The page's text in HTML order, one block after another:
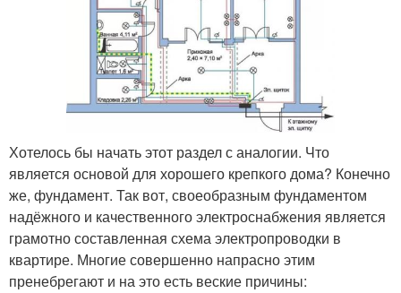
Хотелось бы начать этот раздел с аналогии. Что
является основой для хорошего крепкого дома? Конечно
же, фундамент. Так вот, своеобразным фундаментом
надёжного и качественного электроснабжения является
грамотно составленная схема электропроводки в
квартире. Многие совершенно напрасно этим
пренебрегают и на это есть веские причины: